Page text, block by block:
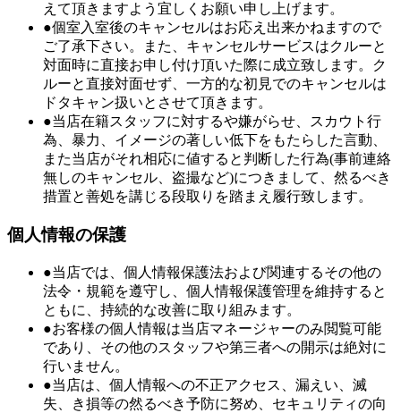
えて頂きますよう宜しくお願い申し上げます。
●個室入室後のキャンセルはお応え出来かねますので
ご了承下さい。また、キャンセルサービスはクルーと
対面時に直接お申し付け頂いた際に成立致します。ク
ルーと直接対面せず、一方的な初見でのキャンセルは
ドタキャン扱いとさせて頂きます。
●当店在籍スタッフに対するや嫌がらせ、スカウト行
為、暴力、イメージの著しい低下をもたらした言動、
また当店がそれ相応に値すると判断した行為(事前連絡
無しのキャンセル、盗撮など)につきまして、然るべき
措置と善処を講じる段取りを踏まえ履行致します。
個人情報の保護
●当店では、個人情報保護法および関連するその他の
法令・規範を遵守し、個人情報保護管理を維持すると
ともに、持続的な改善に取り組みます。
●お客様の個人情報は当店マネージャーのみ閲覧可能
であり、その他のスタッフや第三者への開示は絶対に
行いません。
●当店は、個人情報への不正アクセス、漏えい、滅
失、き損等の然るべき予防に努め、セキュリティの向